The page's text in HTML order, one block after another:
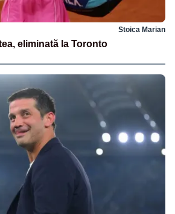
Stoica Marian
eliminată la Toronto